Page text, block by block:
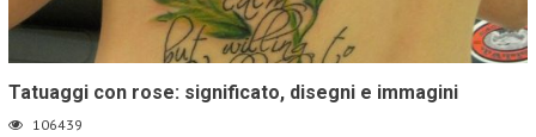
Tatuaggi con rose: significato, disegni e immagini
106439